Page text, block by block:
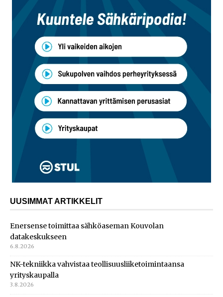
UUSIMMAT ARTIKKELIT
Enersense toimittaa sähköaseman Kouvolan
datakeskukseen
6.8.2026
NK-tekniikka vahvistaa teollisuusliiketoimintaansa
yrityskaupalla
3.8.2026